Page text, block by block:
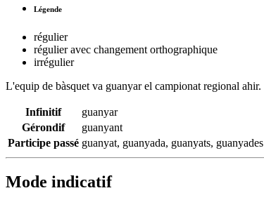
Légende
régulier
régulier avec changement orthographique
irrégulier
L'equip de bàsquet va guanyarel campionat regional ahir.
Infinitif
guanyar
Gérondif
guanyant
Participe passé guanyat, guanyada, guanyats, guanyades
Mode indicatif